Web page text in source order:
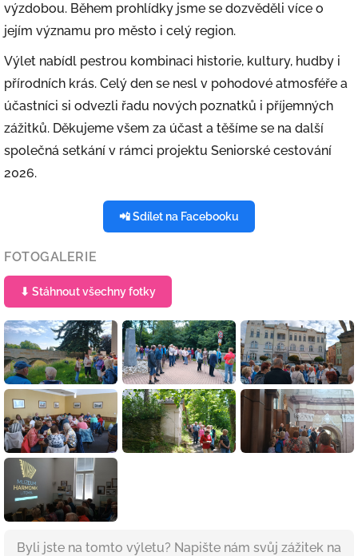
výzdobou. Během prohlídky jsme se dozvěděli více o
jejím významu pro město i celý region.
Výlet nabídl pestrou kombinaci historie, kultury, hudby i
přírodních krás. Celý den se nesl v pohodové atmosféře a
účastníci si odvezli řadu nových poznatků i příjemných
zážitků. Děkujeme všem za účast a těšíme se na další
společná setkání v rámci projektu Seniorské cestování
2026.
📲 Sdílet na Facebooku
FOTOGALERIE
⬇ Stáhnout všechny fotky
Byli jste na tomto výletu? Napište nám svůj zážitek na